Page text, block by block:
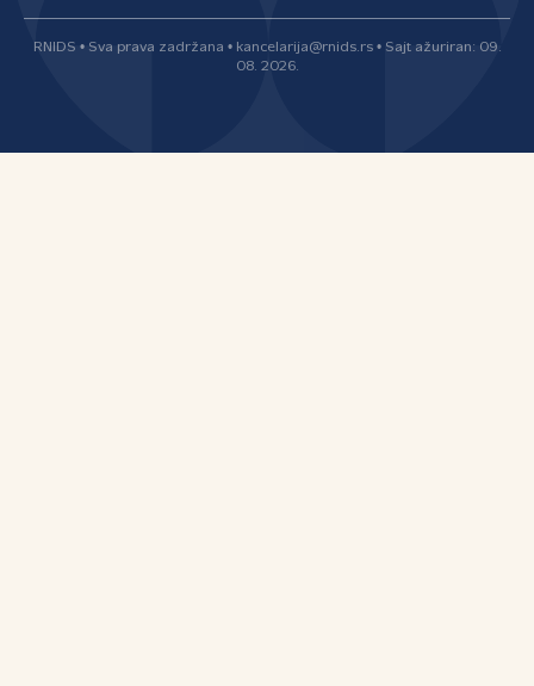
RNIDS • Sva prava zadržana • kancelarija@rnids.rs • Sajt ažuriran: 09.
08. 2026.